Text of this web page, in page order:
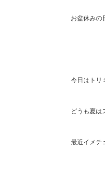
お盆休みの
今日はトリ
どうも夏は
最近イメチ